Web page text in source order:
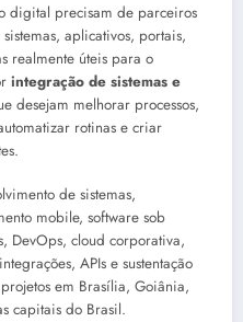
digital precisam de parceiros
aplicativos, portais,
realmente úteis para o
integração de sistemas e
desejam melhorar processos,
rotinas e criar
de sistemas,
mobile, software sob
DevOps, cloud corporativa,
APIs e sustentação
em Brasília, Goiânia,
capitais do Brasil.